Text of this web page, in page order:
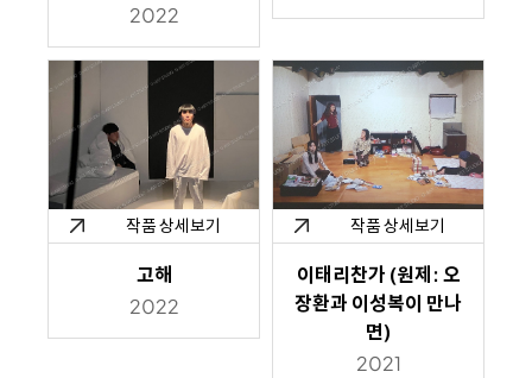
2022
작품 상세보기
고해
2022
작품 상세보기
이태리찬가 (원제: 오
장환과 이성복이 만나
면)
2021